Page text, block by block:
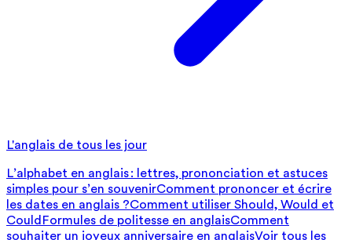
L'anglais de tous les jour
L’alphabet en anglais : lettres, prononciation et astuces
simples pour s’en souvenirComment prononcer et écrire
les dates en anglais ?Comment utiliser Should, Would et
Could Formules de politesse en anglaisComment
souhaiter un joyeux anniversaire en anglaisVoir tous les